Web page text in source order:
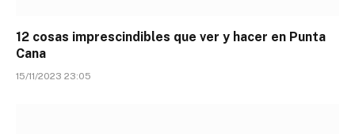
12 cosas imprescindibles que ver y hacer en Punta
Cana
15/11/2023 23:05